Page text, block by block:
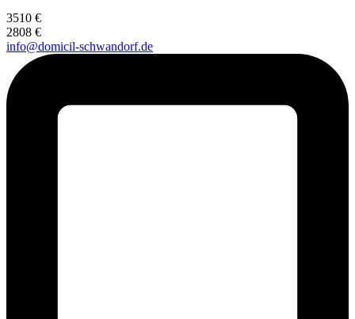
3510 €
2808 €
info@domicil-schwandorf.de